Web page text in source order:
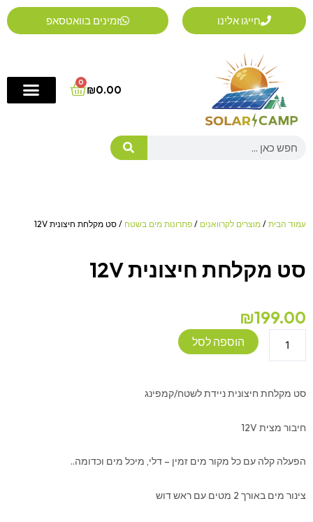
דילוג
לתוכן
חייגו אלינו זמינים בוואטסאפ
₪0.00
0
Cart
Search
עמוד הבית / מוצרים לקרוואנים / פתרונות מים בשטח / סט מקלחת חיצונית 12V
סט מקלחת חיצונית 12V
₪199.00
מקלחת
הוספה לסל
סט מקלחת חיצונית ניידת לשטח/קמפינג
חיבור מצית 12V
הפעלה קלה עם כל מקור מים זמין – דלי, מיכל מים וכדומה..
צינור מים באורך 2 מטים עם ראש דוש